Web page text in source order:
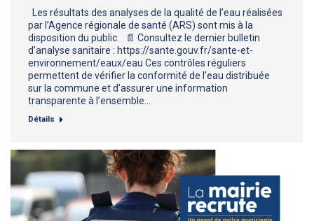
Les résultats des analyses de la qualité de l’eau réalisées
par l’Agence régionale de santé (ARS) sont mis à la
disposition du public. 📄 Consultez le dernier bulletin
d’analyse sanitaire : https://sante.gouv.fr/sante-et-
environnement/eaux/eau Ces contrôles réguliers
permettent de vérifier la conformité de l’eau distribuée
sur la commune et d’assurer une information
transparente à l’ensemble…
Détails